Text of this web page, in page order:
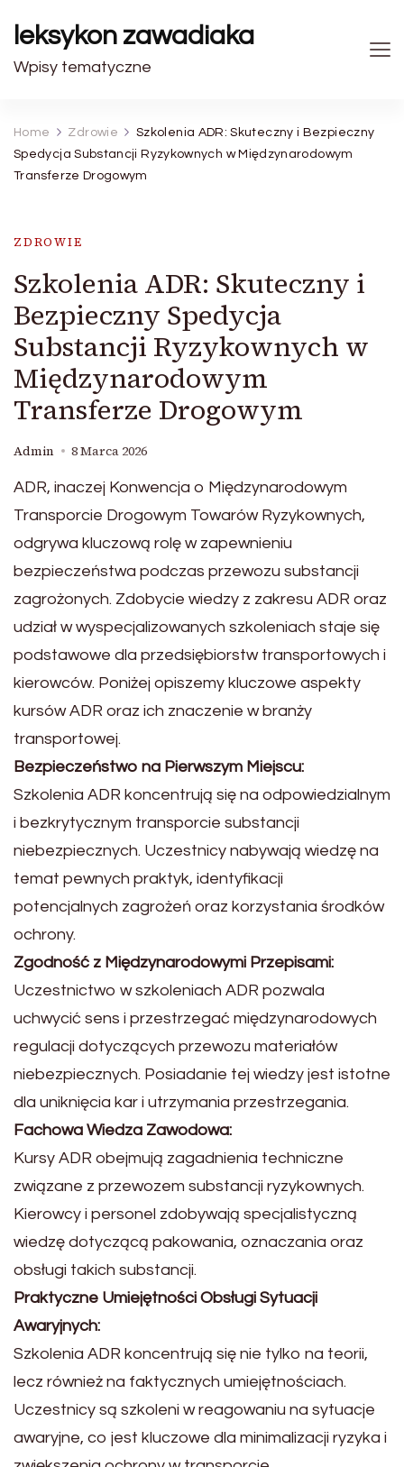
leksykon zawadiaka
Wpisy tematyczne
Home Zdrowie
Szkolenia ADR: Skuteczny i Bezpieczny
Spedycja Substancji Ryzykownych w Międzynarodowym
Transferze Drogowym
ZDROWIE
Szkolenia ADR: Skuteczny i
Bezpieczny Spedycja
Substancji Ryzykownych w
Międzynarodowym
Transferze Drogowym
Admin 8 Marca 2026
ADR, inaczej Konwencja o Międzynarodowym
Transporcie Drogowym Towarów Ryzykownych,
odgrywa kluczową rolę w zapewnieniu
bezpieczeństwa podczas przewozu substancji
zagrożonych. Zdobycie wiedzy z zakresu ADR oraz
udział w wyspecjalizowanych szkoleniach staje się
podstawowe dla przedsiębiorstw transportowych i
kierowców. Poniżej opiszemy kluczowe aspekty
kursów ADR oraz ich znaczenie w branży
transportowej.
Bezpieczeństwo na Pierwszym Miejscu:
Szkolenia ADR koncentrują się na odpowiedzialnym
i bezkrytycznym transporcie substancji
niebezpiecznych. Uczestnicy nabywają wiedzę na
temat pewnych praktyk, identyfikacji
potencjalnych zagrożeń oraz korzystania środków
ochrony.
Zgodność z Międzynarodowymi Przepisami:
Uczestnictwo w szkoleniach ADR pozwala
uchwycić sens i przestrzegać międzynarodowych
regulacji dotyczących przewozu materiałów
niebezpiecznych. Posiadanie tej wiedzy jest istotne
dla uniknięcia kar i utrzymania przestrzegania.
Fachowa Wiedza Zawodowa:
Kursy ADR obejmują zagadnienia techniczne
związane z przewozem substancji ryzykownych.
Kierowcy i personel zdobywają specjalistyczną
wiedzę dotyczącą pakowania, oznaczania oraz
obsługi takich substancji.
Praktyczne Umiejętności Obsługi Sytuacji
Awaryjnych:
Szkolenia ADR koncentrują się nie tylko na teorii,
lecz również na faktycznych umiejętnościach.
Uczestnicy są szkoleni w reagowaniu na sytuacje
awaryjne, co jest kluczowe dla minimalizacji ryzyka i